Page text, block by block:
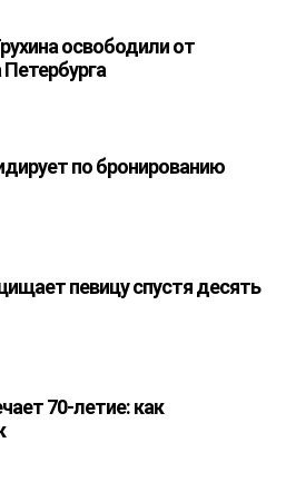
освободили от
Петербурга
по бронированию
певицу спустя десять
70-летие: как